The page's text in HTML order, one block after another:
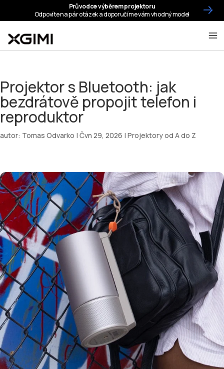
Projektor s Bluetooth: jak
bezdrátově propojit telefon i
reproduktor
autor: Tomas Odvarko | Čvn 29, 2026 | Projektory od A do Z